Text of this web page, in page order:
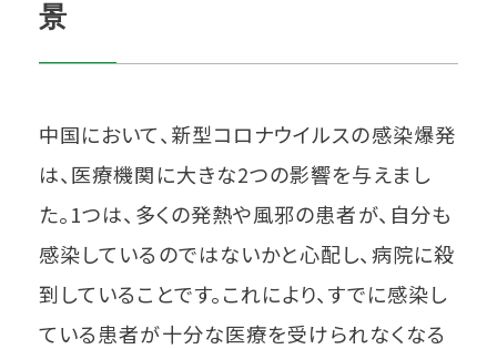
景
中国において、新型コロナウイルスの感染爆発
は、医療機関に大きな2つの影響を与えまし
た。1つは、多くの発熱や風邪の患者が、自分も
感染しているのではないかと心配し、病院に殺
到していることです。これにより、すでに感染し
ている患者が十分な医療を受けられなくなる